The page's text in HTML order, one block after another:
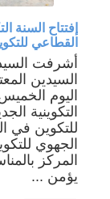
القطاعي
أشرفت
السيدين
للتكوين في
الجهوي
المركز
يؤمن ...